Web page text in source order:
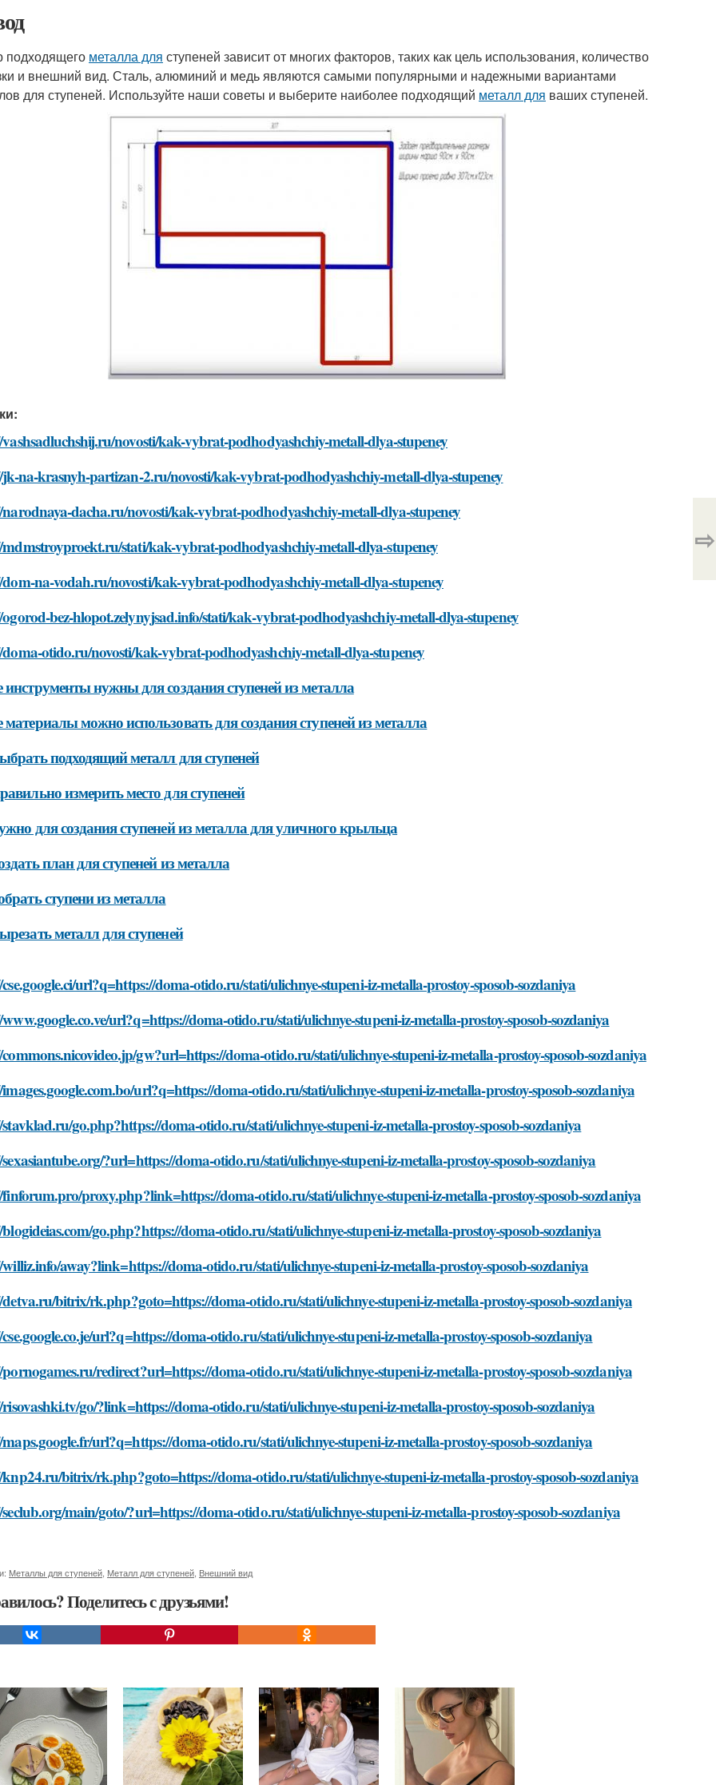
подходящего металла для ступеней зависит от многих факторов, таких как цель использования, количество
и внешний вид. Сталь, алюминий и медь являются самыми популярными и надежными вариантами
для ступеней. Используйте наши советы и выберите наиболее подходящий металл для ваших ступеней.
novosti/kak-vybrat-podhodyashchiy-metall-dlya-stupeney
na-krasnyh-partizan-2.ru/novosti/kak-vybrat-podhodyashchiy-metall-dlya-stupeney
dacha.ru/novosti/kak-vybrat-podhodyashchiy-metall-dlya-stupeney
stati/kak-vybrat-podhodyashchiy-metall-dlya-stupeney
na-vodah.ru/novosti/kak-vybrat-podhodyashchiy-metall-dlya-stupeney
bez-hlopot.zelynyjsad.info/stati/kak-vybrat-podhodyashchiy-metall-dlya-stupeney
otido.ru/novosti/kak-vybrat-podhodyashchiy-metall-dlya-stupeney
нужны для создания ступеней из металла
можно использовать для создания ступеней из металла
подходящий металл для ступеней
измерить место для ступеней
для создания ступеней из металла для уличного крыльца
план для ступеней из металла
ступени из металла
металл для ступеней
url?q=https://doma-otido.ru/stati/ulichnye-stupeni-iz-metalla-prostoy-sposob-sozdaniya
url?q=https://doma-otido.ru/stati/ulichnye-stupeni-iz-metalla-prostoy-sposob-sozdaniya
gw?url=https://doma-otido.ru/stati/ulichnye-stupeni-iz-metalla-prostoy-sposob-sozdaniya
url?q=https://doma-otido.ru/stati/ulichnye-stupeni-iz-metalla-prostoy-sposob-sozdaniya
go.php?https://doma-otido.ru/stati/ulichnye-stupeni-iz-metalla-prostoy-sposob-sozdaniya
?url=https://doma-otido.ru/stati/ulichnye-stupeni-iz-metalla-prostoy-sposob-sozdaniya
proxy.php?link=https://doma-otido.ru/stati/ulichnye-stupeni-iz-metalla-prostoy-sposob-sozdaniya
go.php?https://doma-otido.ru/stati/ulichnye-stupeni-iz-metalla-prostoy-sposob-sozdaniya
away?link=https://doma-otido.ru/stati/ulichnye-stupeni-iz-metalla-prostoy-sposob-sozdaniya
bitrix/rk.php?goto=https://doma-otido.ru/stati/ulichnye-stupeni-iz-metalla-prostoy-sposob-sozdaniya
url?q=https://doma-otido.ru/stati/ulichnye-stupeni-iz-metalla-prostoy-sposob-sozdaniya
redirect?url=https://doma-otido.ru/stati/ulichnye-stupeni-iz-metalla-prostoy-sposob-sozdaniya
go/?link=https://doma-otido.ru/stati/ulichnye-stupeni-iz-metalla-prostoy-sposob-sozdaniya
url?q=https://doma-otido.ru/stati/ulichnye-stupeni-iz-metalla-prostoy-sposob-sozdaniya
bitrix/rk.php?goto=https://doma-otido.ru/stati/ulichnye-stupeni-iz-metalla-prostoy-sposob-sozdaniya
main/goto/?url=https://doma-otido.ru/stati/ulichnye-stupeni-iz-metalla-prostoy-sposob-sozdaniya
Металлы для ступеней Металл для ступеней Внешний вид
Поделитесь с друзьями!
⇨